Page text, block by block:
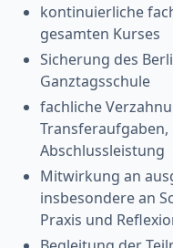
kontinuierliche
gesamten Kurses
Sicherung des
Ganztagsschule
fachliche
Abschlussleistung
Mitwirkung an
insbesondere an
Praxis und